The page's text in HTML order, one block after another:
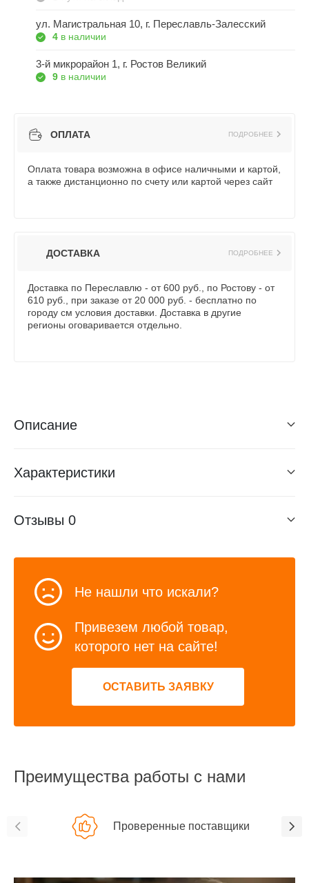
ул. Магистральная 10, г. Переславль-Залесский
4 в наличии
3-й микрорайон 1, г. Ростов Великий
9 в наличии
ОПЛАТА ПОДРОБНЕЕ
Оплата товара возможна в офисе наличными и картой,
а также дистанционно по счету или картой через сайт
ДОСТАВКА ПОДРОБНЕЕ
Доставка по Переславлю - от 600 руб., по Ростову - от
610 руб., при заказе от 20 000 руб. - бесплатно по
городу см условия доставки. Доставка в другие
регионы оговаривается отдельно.
Описание
Характеристики
Отзывы 0
Не нашли что искали?
Привезем любой товар,
которого нет на сайте!
ОСТАВИТЬ ЗАЯВКУ
Преимущества работы с нами
Проверенные поставщики